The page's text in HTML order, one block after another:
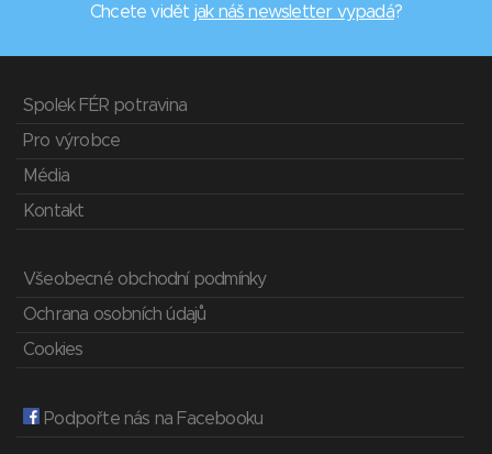
Chcete vidět jak náš newsletter vypadá?
Spolek FÉR potravina
Pro výrobce
Média
Kontakt
Všeobecné obchodní podmínky
Ochrana osobních údajů
Cookies
Podpořte nás na Facebooku